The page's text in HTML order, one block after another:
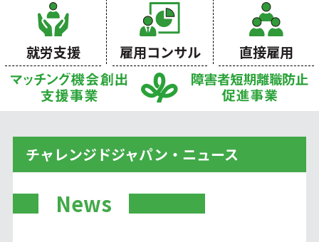
就労支援 雇用コンサル 直接雇用
チャレンジドジャパン・ニュース
News